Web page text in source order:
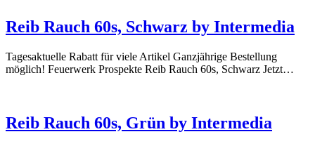
Reib Rauch 60s, Schwarz by Intermedia
Tagesaktuelle Rabatt für viele Artikel Ganzjährige Bestellung
möglich! Feuerwerk Prospekte Reib Rauch 60s, Schwarz Jetzt…
Reib Rauch 60s, Grün by Intermedia